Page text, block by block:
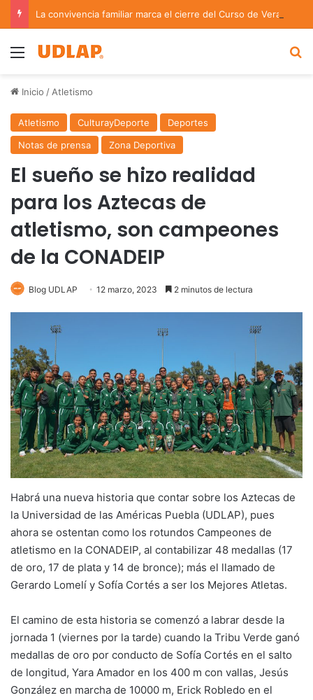
Menu
Inicio / Atletismo
Atletismo CulturayDeporte
Deportes
Notas de prensa
Zona Deportiva
El sueño se hizo realidad
para los Aztecas de
atletismo, son campeones
de la CONADEIP
Blog UDLAP 12 marzo, 2023 2 minutos de lectura
Habrá una nueva historia que contar sobre los Aztecas de
la Universidad de las Américas Puebla (UDLAP), pues
ahora se ostentan como los rotundos Campeones de
atletismo en la CONADEIP, al contabilizar 48 medallas (17
de oro, 17 de plata y 14 de bronce); más el llamado de
Gerardo Lomelí y Sofía Cortés a ser los Mejores Atletas.
El camino de esta historia se comenzó a labrar desde la
jornada 1 (viernes por la tarde) cuando la Tribu Verde ganó
medallas de oro por conducto de Sofía Cortés en el salto
de longitud, Yara Amador en los 400 m con vallas, Jesús
González en marcha de 10000 m, Erick Robledo en el